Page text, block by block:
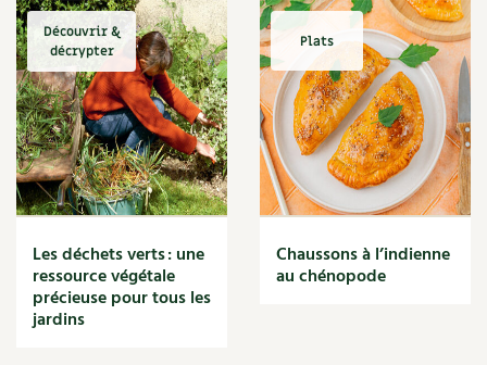
Mare
Marie Chioca
Marmite
Massage
Matériaux
Maux
Méditerranéen
Menace
Mésange
Microflore
Migraine
Mode de culture
Montagne
Découvrir &
décrypter
Les déchets verts : une
ressource végétale
précieuse pour tous les
jardins
Plats
Chaussons à l’indienne
au chénopode